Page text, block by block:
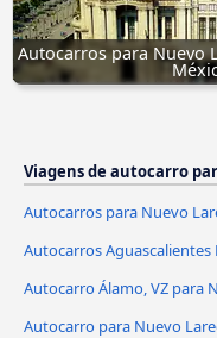
Autocarros para Nuevo
Viagens de autocarro
Autocarros para Nuevo
Autocarros Aguascalientes
Autocarro Álamo, VZ para
Autocarro para Nuevo